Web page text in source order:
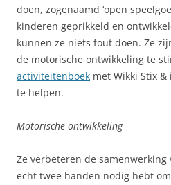
doen, zogenaamd ‘open
kinderen geprikkeld en
kunnen ze niets fout doen. Ze
de motorische ontwikkeling te
activiteitenboek met Wikki Stix
te helpen.
Motorische ontwikkeling
Ze verbeteren de
echt twee handen nodig hebt